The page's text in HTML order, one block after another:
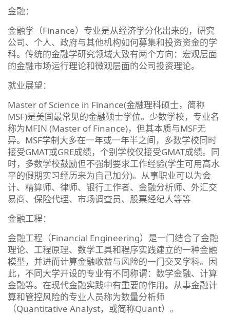
金融：
金融学（Finance）专业是从经济学分化出来的，研究
公司、个人、政府与其他机构如何募集和投资资金的学
科。传统的金融学研究领域大致有两个方向：宏观层面
的金融市场运行理论和微观层面的公司投资理论。
就业展望：
Master of Science in Finance(金融理科硕士，简称
MSF)是美国最常见的金融硕士学位。少数学校，专业名
称为MFIN (Master of Finance)，但其本质与MSF无
异。MSF学制大多在一年或一年半之间，多数学校同时
接受GMAT或GRE成绩，个别学校仅接受GMAT成绩。同
时，多数学校鼓励但不强制要求工作经验(学生可用高水
平的假期实习经历来为自己加分)。从事职业可以为会
计、精算师、律师、银行工作者、金融分析师、外汇交
易商、保险代理、市场调查员、股票经纪人等等
金融工程：
金融工程（Financial Engineering）是一门结合了金融
理论、工程原理、数学工具和程序实践建立的一种金融
模型，并进而计算金融收益与风险的一门交叉学科。因
此，不同大学开设的专业有不同称谓：数学金融、计算
金融等。在现代金融实践中有重要的作用。从事金融计
算和管控风险的专业人员称为数量分析师
（Quantitative Analyst，或简称Quant）。